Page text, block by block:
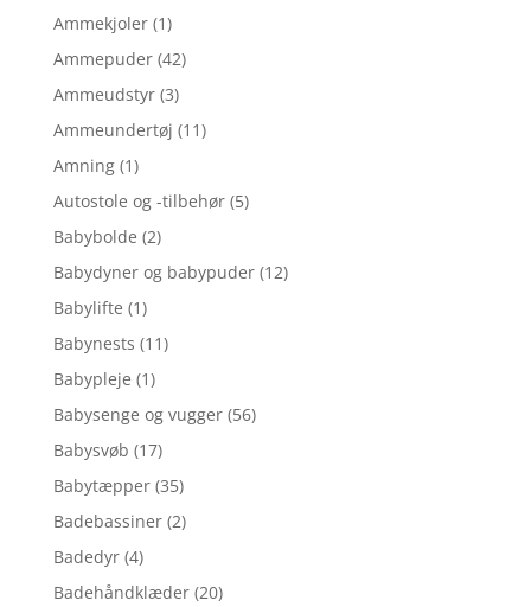
Ammekjoler (1)
Ammepuder (42)
Ammeudstyr (3)
Ammeundertøj (11)
Amning (1)
Autostole og -tilbehør (5)
Babybolde (2)
Babydyner og babypuder (12)
Babylifte (1)
Babynests (11)
Babypleje (1)
Babysenge og vugger (56)
Babysvøb (17)
Babytæpper (35)
Badebassiner (2)
Badedyr (4)
Badehåndklæder (20)